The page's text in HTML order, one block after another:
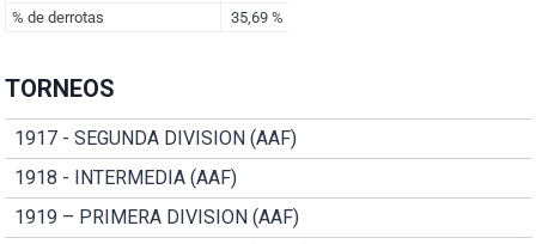
TORNEOS
1917 - SEGUNDA DIVISION (AAF)
1918 - INTERMEDIA (AAF)
1919 – PRIMERA DIVISION (AAF)